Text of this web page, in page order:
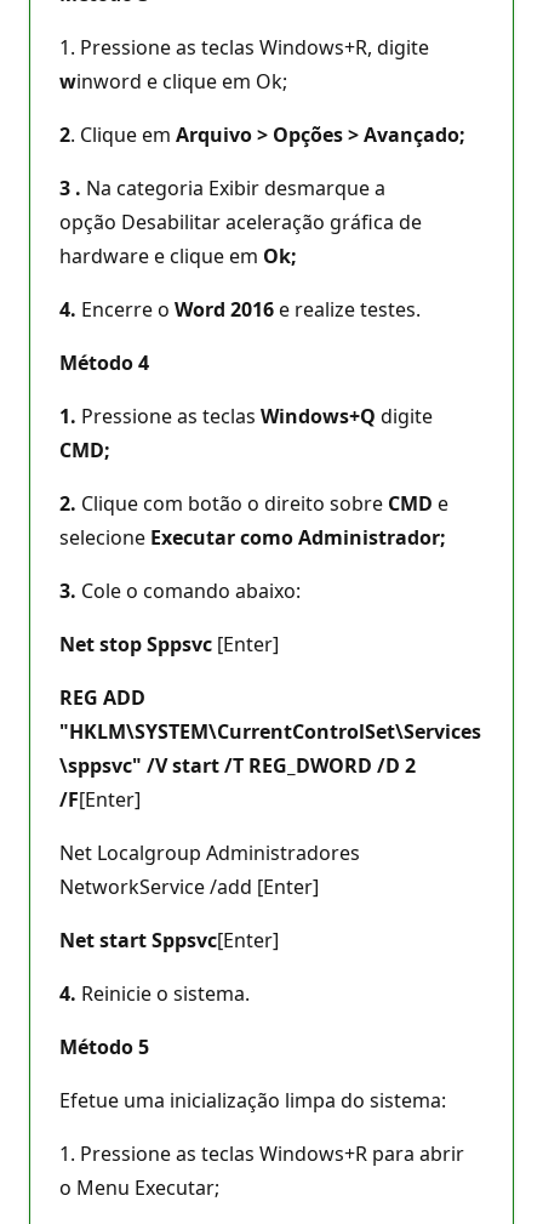
1. Pressione as teclas Windows+R, digite
winword e clique em Ok;
2. Clique em Arquivo > Opções > Avançado;
3 . Na categoria Exibir desmarque a
opção Desabilitar aceleração gráfica de
hardware e clique em Ok;
4. Encerre o Word 2016e realize testes.
Método 4
1. Pressione as teclas Windows+Q digite
CMD;
2. Clique com botão o direito sobre CMD e
selecione Executar como Administrador;
3. Cole o comando abaixo:
Net stop Sppsvc [Enter]
REG ADD
"HKLM\SYSTEM\CurrentControlSet\Services
\sppsvc" /V start /T REG_DWORD /D 2
/F[Enter]
Net Localgroup Administradores
NetworkService /add [Enter]
Net start Sppsvc[Enter]
4. Reinicie o sistema.
Método 5
Efetue uma inicialização limpa do sistema:
1. Pressione as teclas Windows+R para abrir
o Menu Executar;